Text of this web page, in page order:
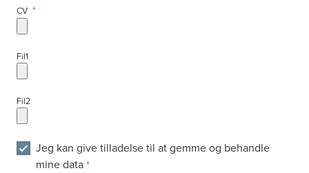
CV *
Fil1
Fil2
Jeg kan give tilladelse til at gemme og behandle
mine data*